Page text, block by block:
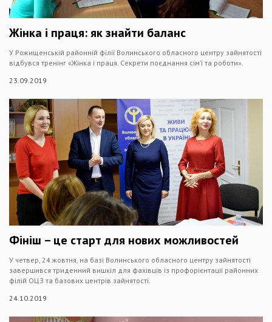
Жінка і праця: як знайти баланс
У Рожищенській районній філії Волинського обласного центру зайнятості
відбувся тренінг «Жінка і праця. Секрети поєднання сім’ї та роботи».
23.09.2019
Фініш – це старт для нових можливостей
У четвер, 24 жовтня, на базі Волинського обласного центру зайнятості
завершився триденний вишкіл для фахівців із профорієнтації районних
філій ОЦЗ та базових центрів зайнятості.
24.10.2019